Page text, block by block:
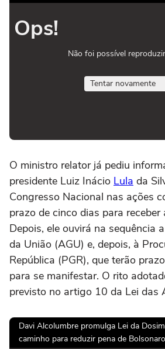
Ops!
Não foi possível
Tentar novamente
O ministro relator já pediu
presidente Luiz Inácio Lula da
Congresso Nacional nas ações
prazo de cinco dias para receber
Depois, ele ouvirá na sequência
da União (AGU) e, depois, à
República (PGR), que terão
para se manifestar. O rito
previsto no artigo 10 da Lei das
Davi Alcolumbre promulga Lei da
caminho para reduzir pena de